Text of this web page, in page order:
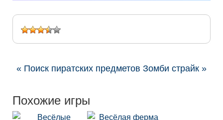
« Поиск пиратских предметов Зомби страйк »
Похожие игры